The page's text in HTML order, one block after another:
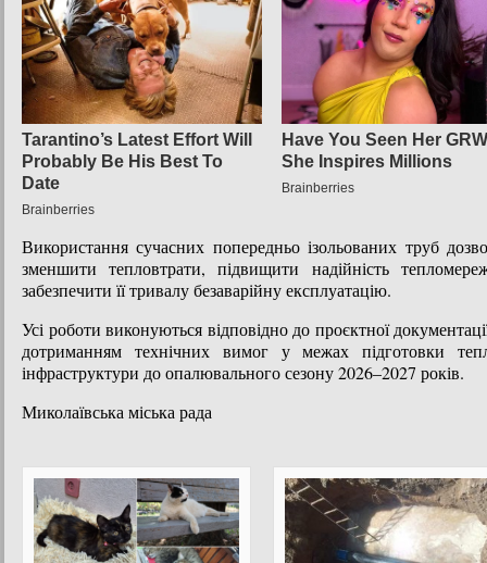
Використання сучасних попередньо ізольованих труб
зменшити тепловтрати, підвищити надійність
забезпечити її тривалу безаварійну експлуатацію.
Усі роботи виконуються відповідно до проєктної
дотриманням технічних вимог у межах підготовки
інфраструктури до опалювального сезону 2026–2027 років.
Миколаївська міська рада